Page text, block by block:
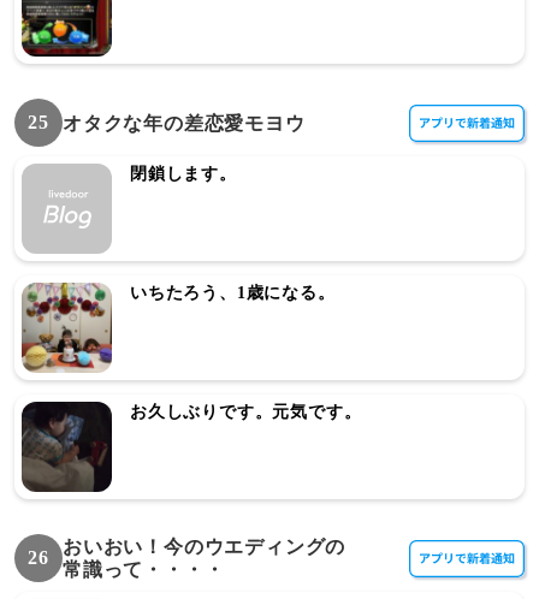
25 オタクな年の差恋愛モヨウ
閉鎖します。
いちたろう、1歳になる。
お久しぶりです。元気です。
26
おいおい！今のウエディングの
常識って・・・・